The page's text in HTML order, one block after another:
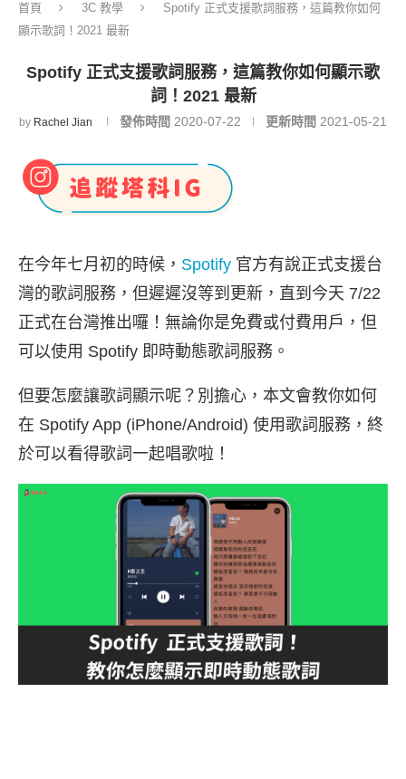
首頁 3C 教學
Spotify 正式支援歌詞服務，這篇教你如何
顯示歌詞！2021 最新
Spotify 正式支援歌詞服務，這篇教你如何顯示歌
詞！2021 最新
by Rachel Jian 發佈時間 2020-07-22 更新時間 2021-05-21
在今年七月初的時候， Spotify 官方有說正式支援台
灣的歌詞服務，但遲遲沒等到更新，直到今天 7/22
正式在台灣推出囉！無論你是免費或付費用戶，但
可以使用 Spotify 即時動態歌詞服務。
但要怎麼讓歌詞顯示呢？別擔心，本文會教你如何
在 Spotify App (iPhone/Android) 使用歌詞服務，終
於可以看得歌詞一起唱歌啦！